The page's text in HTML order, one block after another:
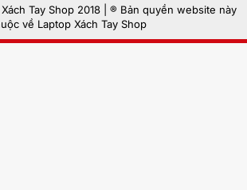
Tay Shop 2018 | ® Bản quyền website này
về Laptop Xách Tay Shop